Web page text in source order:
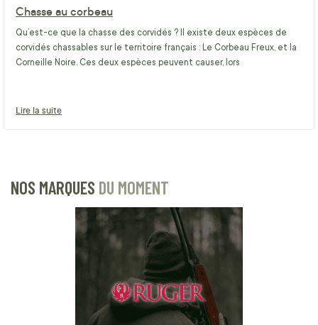
Chasse au corbeau
Qu’est-ce que la chasse des corvidés ? Il existe deux espèces de
corvidés chassables sur le territoire français : Le Corbeau Freux, et la
Corneille Noire. Ces deux espèces peuvent causer, lors
Lire la suite
NOS MARQUES DU MOMENT